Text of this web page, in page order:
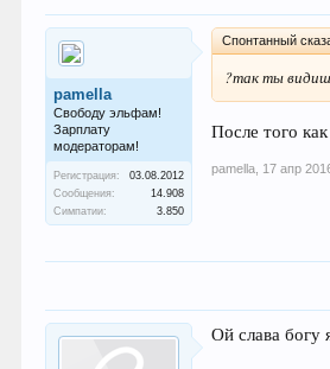
pamella
Свободу эльфам!
Зарплату
модераторам!
Регистрация:
03.08.2012
Сообщения:
14.908
Симпатии:
3.850
Спонтанный
?так ты
После того
pamella 17 апр
Ой слава богу